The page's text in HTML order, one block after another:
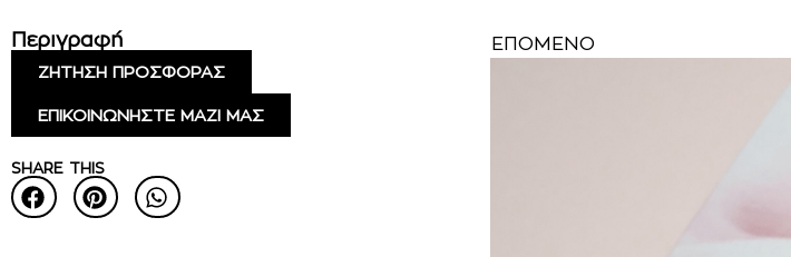
Περιγραφή
ΖΗΤΗΣΗ ΠΡΟΣΦΟΡΑΣ
ΕΠΙΚΟΙΝΩΝΗΣΤΕ ΜΑΖΙ ΜΑΣ
SHARE THIS
ΕΠΌΜΕΝΟ